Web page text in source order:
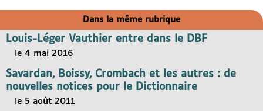
Dans la même rubrique
Louis-Léger Vauthier entre dans le DBF
le 4 mai 2016
Savardan, Boissy, Crombach et les autres : de
nouvelles notices pour le Dictionnaire
le 5 août 2011